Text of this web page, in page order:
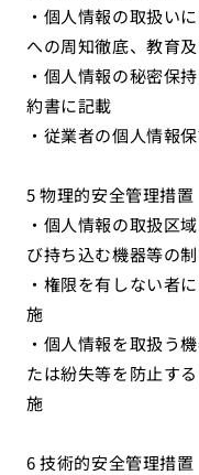
・個人情報の取扱い
への周知徹底、教育
・個人情報の秘密保
約書に記載
・従業者の個人情報
5 物理的安全管理措置
・個人情報の取扱区
び持ち込む機器等の
・権限を有しない者
施
・個人情報を取扱う
たは紛失等を防止す
施
6 技術的安全管理措置